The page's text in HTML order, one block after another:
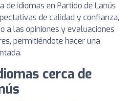
de idiomas en Partido de Lanús
de calidad y confianza,
a las opiniones y evaluaciones
permitiéndote hacer una
cerca de